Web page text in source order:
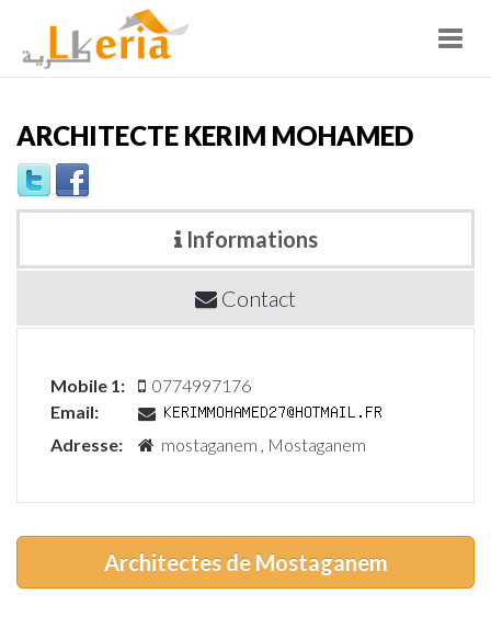
ARCHITECTE KERIM MOHAMED
Informations
Contact
Mobile 1:
0774997176
Email:
Adresse:
mostaganem , Mostaganem
Architectes de Mostaganem